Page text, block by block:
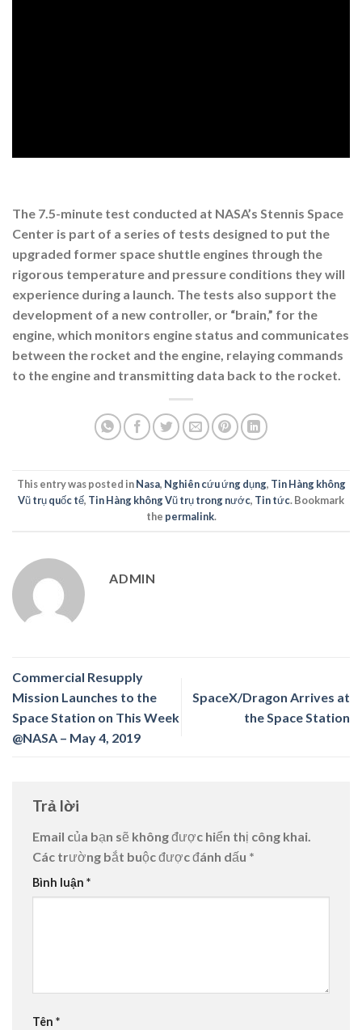
The 7.5-minute test conducted at NASA’s Stennis Space
Center is part of a series of tests designed to put the
upgraded former space shuttle engines through the
rigorous temperature and pressure conditions they will
experience during a launch. The tests also support the
development of a new controller, or “brain,” for the
engine, which monitors engine status and communicates
between the rocket and the engine, relaying commands
to the engine and transmitting data back to the rocket.
This entry was posted inNasa, Nghiên cứu ứng dụng, Tin Hàng không
Vũ trụ quốc tế, Tin Hàng không Vũ trụ trong nước, Tin tức. Bookmark
the permalink.
ADMIN
Commercial Resupply
Mission Launches to the
Space Station on This Week
@NASA – May 4, 2019
SpaceX/Dragon Arrives at
the Space Station
Trả lời
Email của bạn sẽ không được hiển thị công khai.
Các trường bắt buộc được đánh dấu *
Bình luận *
Tên *